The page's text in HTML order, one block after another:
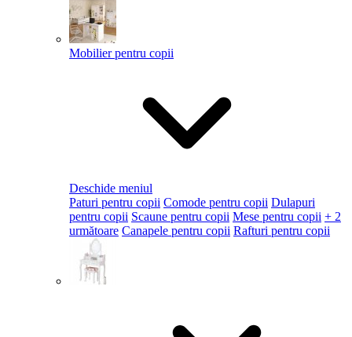
Mobilier pentru copii
Deschide meniul
Paturi pentru copii Comode pentru copii Dulapuri
pentru copii Scaune pentru copii Mese pentru copii + 2
următoare Canapele pentru copii Rafturi pentru copii